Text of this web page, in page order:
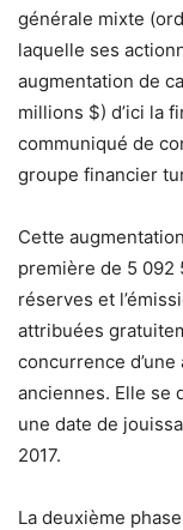
générale mixte
laquelle ses
augmentation de
millions $) d’ici la
communiqué de
groupe financier
Cette
première de 5 092
réserves et
attribuées
concurrence
anciennes. Elle se
une date de
2017.
La deuxième